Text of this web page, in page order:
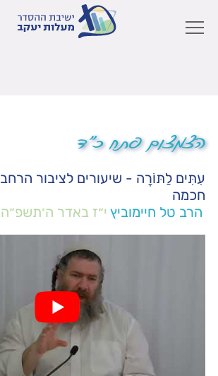
הצמצום פתח כ"ד
עִתִּים לַתּוֹרָה - שיעורים לציבור הרחב
חכמה
הרב טל חיימוביץ י״ז באדר ה׳תשפ״ה